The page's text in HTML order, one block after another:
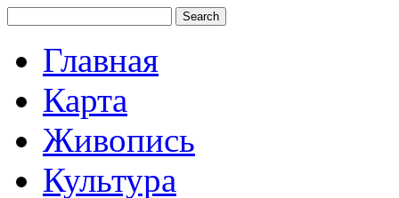
Главная
Карта
Живопись
Культура